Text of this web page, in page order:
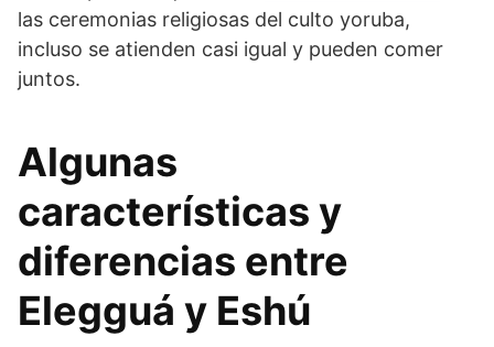
las ceremonias religiosas del culto yoruba,
incluso se atienden casi igual y pueden comer
juntos.
Algunas
características y
diferencias entre
Elegguá y Eshú